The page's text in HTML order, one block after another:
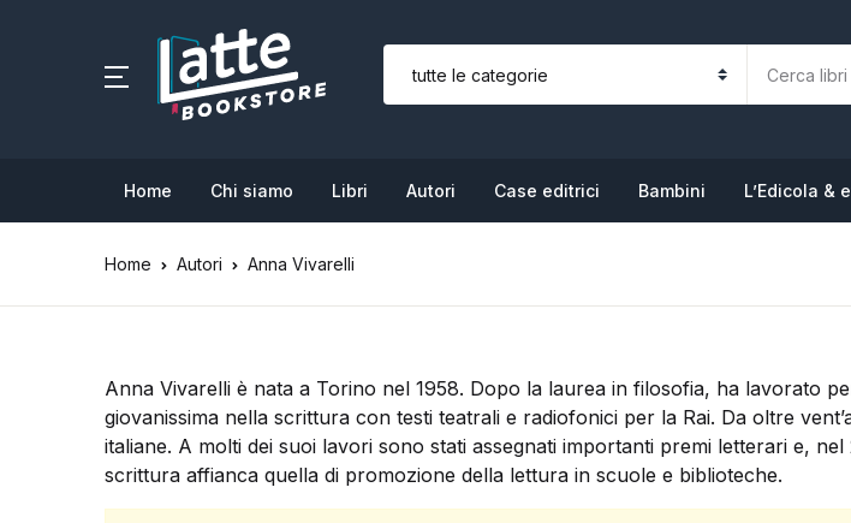
Home Chi siamo Libri Autori Case editrici Bambini L’Edicola &
SHOP BY CATEGORY
Case editrici
Bambini
Home Autori Anna Vivarelli
Anna Vivarelli è nata a Torino nel 1958. Dopo la laurea in filosofia, ha lavorato
giovanissima nella scrittura con testi teatrali e radiofonici per la Rai. Da oltre
italiane. A molti dei suoi lavori sono stati assegnati importanti premi letterari e,
scrittura affianca quella di promozione della lettura in scuole e biblioteche.